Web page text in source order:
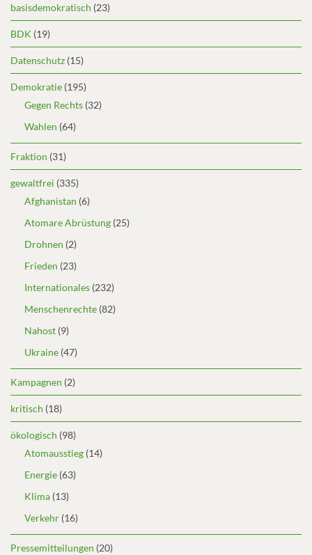
basisdemokratisch (23)
BDK (19)
Datenschutz (15)
Demokratie (195)
Gegen Rechts (32)
Wahlen (64)
Fraktion (31)
gewaltfrei (335)
Afghanistan (6)
Atomare Abrüstung (25)
Drohnen (2)
Frieden (23)
Internationales (232)
Menschenrechte (82)
Nahost (9)
Ukraine (47)
Kampagnen (2)
kritisch (18)
ökologisch (98)
Atomausstieg (14)
Energie (63)
Klima (13)
Verkehr (16)
Pressemitteilungen (20)